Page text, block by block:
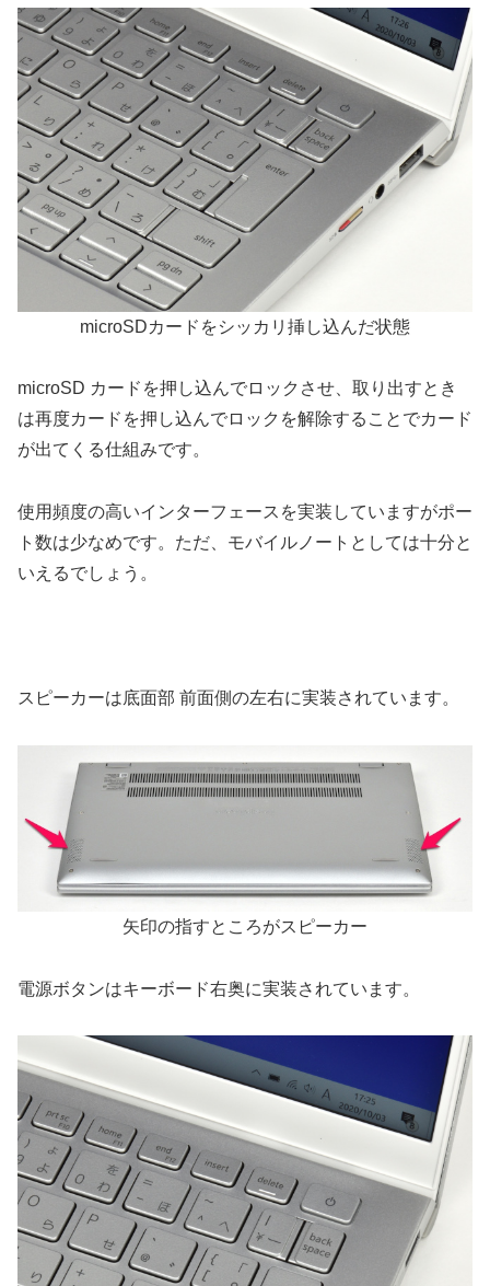
microSDカードをシッカリ挿し込んだ状態
microSD カードを押し込んでロックさせ、取り出すとき
は再度カードを押し込んでロックを解除することでカード
が出てくる仕組みです。
使用頻度の高いインターフェースを実装していますがポー
ト数は少なめです。ただ、モバイルノートとしては十分と
いえるでしょう。
スピーカーは底面部 前面側の左右に実装されています。
矢印の指すところがスピーカー
電源ボタンはキーボード右奥に実装されています。